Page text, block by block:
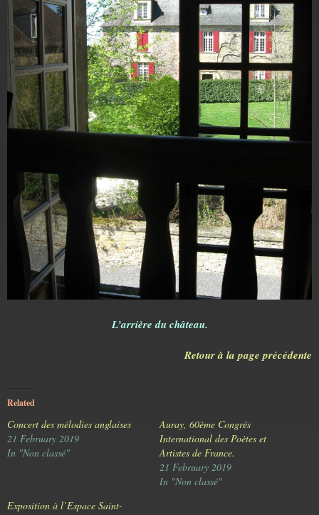
L’arrière du château.
Retour à la page précédente
Related
Concert des mélodies anglaises
21 February 2019
In "Non classé"
Auray, 60ème Congrès
International des Poètes et
Artistes de France.
21 February 2019
In "Non classé"
Exposition à l’Espace Saint-